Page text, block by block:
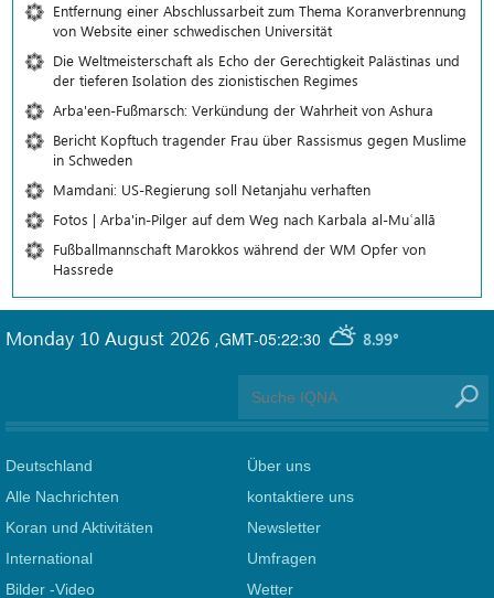
Entfernung einer Abschlussarbeit zum Thema Koranverbrennung
von Website einer schwedischen Universität
Die Weltmeisterschaft als Echo der Gerechtigkeit Palästinas und
der tieferen Isolation des zionistischen Regimes
Arba'een-Fußmarsch: Verkündung der Wahrheit von Ashura
Bericht Kopftuch tragender Frau über Rassismus gegen Muslime
in Schweden
Mamdani: US-Regierung soll Netanjahu verhaften
Fotos | Arba'in-Pilger auf dem Weg nach Karbala al-Muʿallā
Fußballmannschaft Marokkos während der WM Opfer von
Hassrede
GMT-05:22:30 8.99°
Monday 10 August 2026 ,
Deutschland
Alle Nachrichten
Koran und Aktivitäten
International
Bilder -Video
Über uns
kontaktiere uns
Newsletter
Umfragen
Wetter